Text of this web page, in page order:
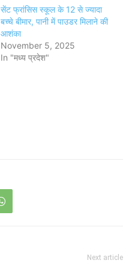
सेंट फ्रांसिस स्कूल के 12 से ज्यादा
बच्चे बीमार, पानी में पाउडर मिलाने की
आशंका
November 5, 2025
In "मध्य प्रदेश"
Next article